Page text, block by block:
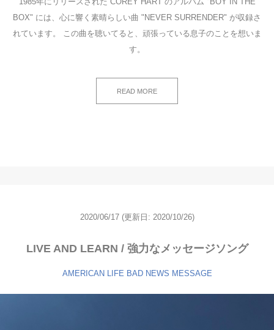
BOX" には、心に響く素晴らしい曲 "NEVER SURRENDER" が収録さ
れています。 この曲を聴いてると、頑張っている息子のことを想いま
す。
READ MORE
2020/06/17 (更新日: 2020/10/26)
LIVE AND LEARN / 強力なメッセージソング
AMERICAN LIFE BAD NEWS MESSAGE